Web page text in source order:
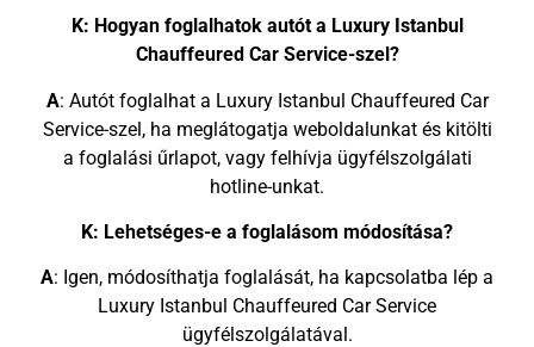
K: Hogyan foglalhatok autót a Luxury Istanbul
Chauffeured Car Service-szel?
A: Autót foglalhat a Luxury Istanbul Chauffeured Car
Service-szel, ha meglátogatja weboldalunkat és kitölti
a foglalási űrlapot, vagy felhívja ügyfélszolgálati
hotline-unkat.
K: Lehetséges-e a foglalásom módosítása?
A: Igen, módosíthatja foglalását, ha kapcsolatba lép a
Luxury Istanbul Chauffeured Car Service
ügyfélszolgálatával.